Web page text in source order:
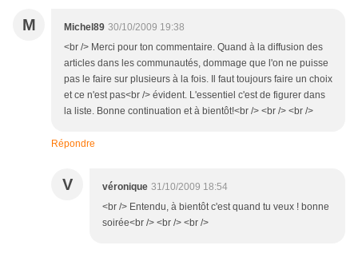
M Michel89 30/10/2009 19:38
<br /> Merci pour ton commentaire. Quand à la diffusion des
articles dans les communautés, dommage que l'on ne puisse
pas le faire sur plusieurs à la fois. Il faut toujours faire un choix
et ce n'est pas<br /> évident. L'essentiel c'est de figurer dans
la liste. Bonne continuation et à bientôt!<br /> <br /> <br />
Répondre
V véronique 31/10/2009 18:54
<br /> Entendu, à bientôt c'est quand tu veux ! bonne
soirée<br /> <br /> <br />